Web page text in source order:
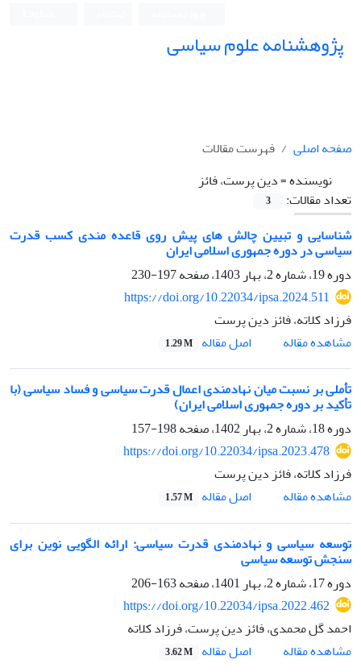
پژوهشنامه علوم سیاسی
صفحه اصلی
فهرست مقالات
نویسنده =دین پرست، فائز
تعداد مقالات:
3
شناسایی و تبیین چالش های پیش روی قاعده مندی کسب قدرت
سیاسی در دوره جمهوری اسلامی ایران
دوره 19، شماره 2، بهار 1403، صفحه
197-230
https://doi.org/10.22034/ipsa.2024.511
فرزاد کلاته، فائز دین پرست
مشاهده مقاله
اصل مقاله 1.29 M
تأملی بر نسبت میان نهادمندی اعمال قدرت سیاسی و فساد سیاسی (با
تأکید بر دوره جمهوری اسلامی ایران)
دوره 18، شماره 2، بهار 1402، صفحه
198-157
https://doi.org/10.22034/ipsa.2023.478
فرزاد کلاته، فائز دین پرست
مشاهده مقاله
اصل مقاله 1.57 M
توسعه سیاسی و نهادمندی قدرت سیاسی: ارائه الگویی نوین برای
سنجش توسعه سیاسی
دوره 17، شماره 2، بهار 1401، صفحه
163-206
https://doi.org/10.22034/ipsa.2022.462
احمد گل محمدی، فائز دین پرست، فرزاد کلاته
مشاهده مقاله
اصل مقاله 3.62 M